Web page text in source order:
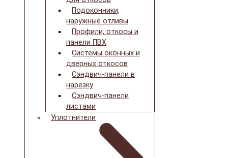
Подоконники,
наружные отливы
Профили, откосы и
панели ПВХ
Системы оконных и
дверных откосов
Сэндвич-панели в
нарезку
Сэндвич-панели
листами
Уплотнители